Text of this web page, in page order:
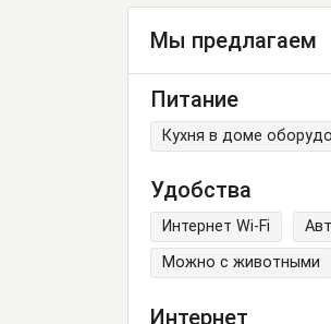
Мы предлагаем
Питание
Кухня в доме
Удобства
Интернет Wi-Fi
Можно с животными
Интернет